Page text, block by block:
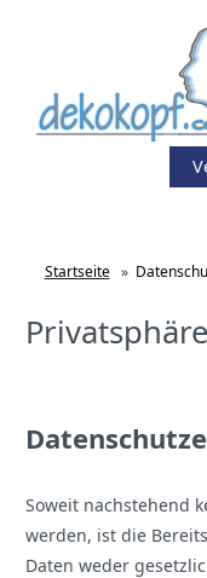
Startseite »
Soweit nachstehend
werden, ist die
Daten weder